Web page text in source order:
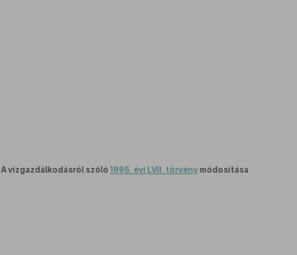
A vízgazdálkodásról szóló 1995. évi LVII. törvénymódosítása